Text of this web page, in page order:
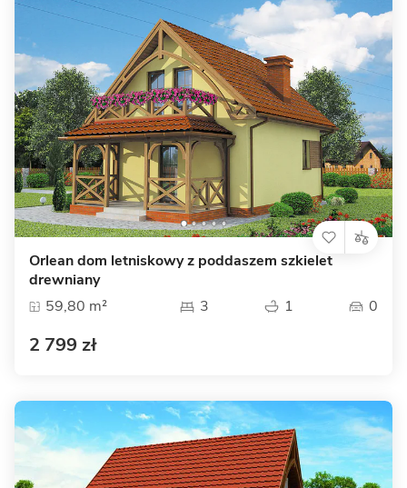
Orlean dom letniskowy z poddaszem szkielet
drewniany
59,80 m²
3 1 0
2 799 zł